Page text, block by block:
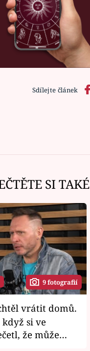
Sdílejte článek
SI TAKÉ
9 fotografií
si ve
že může